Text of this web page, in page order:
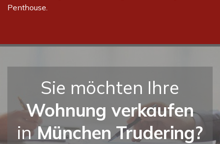
Penthouse.
Sie möchten Ihre
Wohnung verkaufen
inMünchen Trudering?